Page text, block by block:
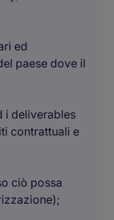
ed
paese dove il
i deliverables
contrattuali e
ciò possa